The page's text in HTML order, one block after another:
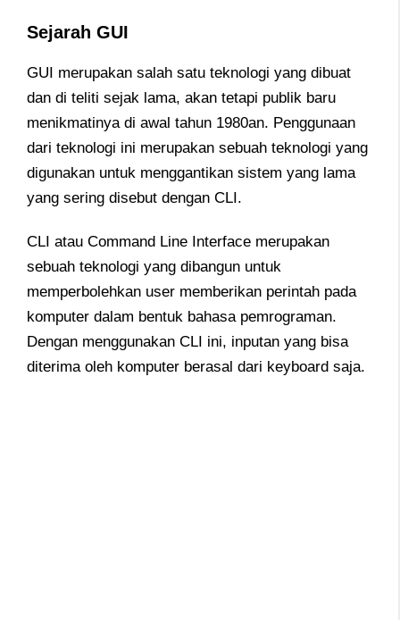
Sejarah GUI
GUI merupakan salah satu teknologi yang dibuat
dan di teliti sejak lama, akan tetapi publik baru
menikmatinya di awal tahun 1980an. Penggunaan
dari teknologi ini merupakan sebuah teknologi yang
digunakan untuk menggantikan sistem yang lama
yang sering disebut dengan CLI.
CLI atau Command Line Interface merupakan
sebuah teknologi yang dibangun untuk
memperbolehkan user memberikan perintah pada
komputer dalam bentuk bahasa pemrograman.
Dengan menggunakan CLI ini, inputan yang bisa
diterima oleh komputer berasal dari keyboard saja.